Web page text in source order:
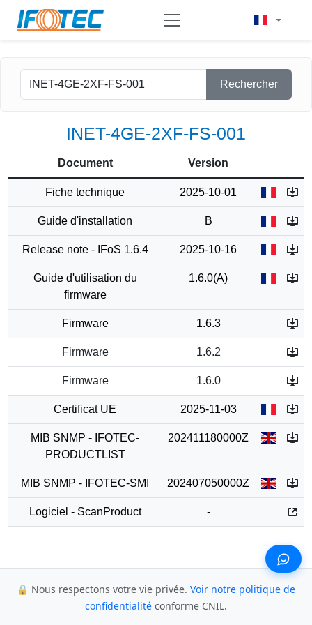
Rechercher
INET-4GE-2XF-FS-001
Document Version
Fiche technique 2025-10-01
Guide d'installation B
Release note - IFoS 1.6.4 2025-10-16
Guide d'utilisation du
firmware
1.6.0(A)
Firmware 1.6.3
Firmware 1.6.2
Firmware 1.6.0
Certificat UE 2025-11-03
MIB SNMP - IFOTEC-
PRODUCTLIST
202411180000Z
MIB SNMP - IFOTEC-SMI 202407050000Z
Logiciel - ScanProduct -
🔒 Nous respectons votre vie privée. Voir notre politique de
confidentialité conforme CNIL.